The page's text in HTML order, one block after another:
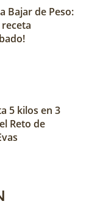
Bajar de Peso:
5 kilos en 3
Reto de